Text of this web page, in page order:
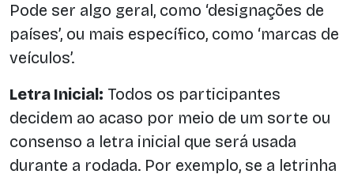
Pode ser algo geral, como ‘designações de
países’, ou mais específico, como ‘marcas de
veículos’.
Letra Inicial: Todos os participantes
decidem ao acaso por meio de um sorte ou
consenso a letra inicial que será usada
durante a rodada. Por exemplo, se a letrinha